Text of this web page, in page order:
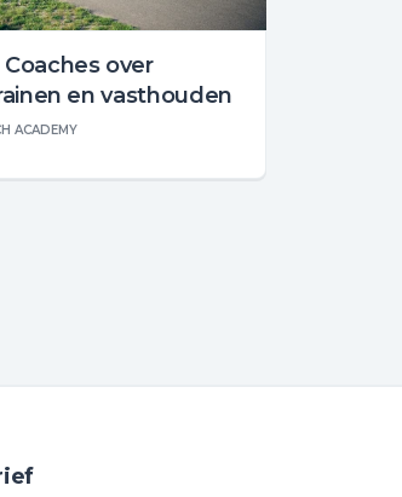
over
en vasthouden
ACADEMY